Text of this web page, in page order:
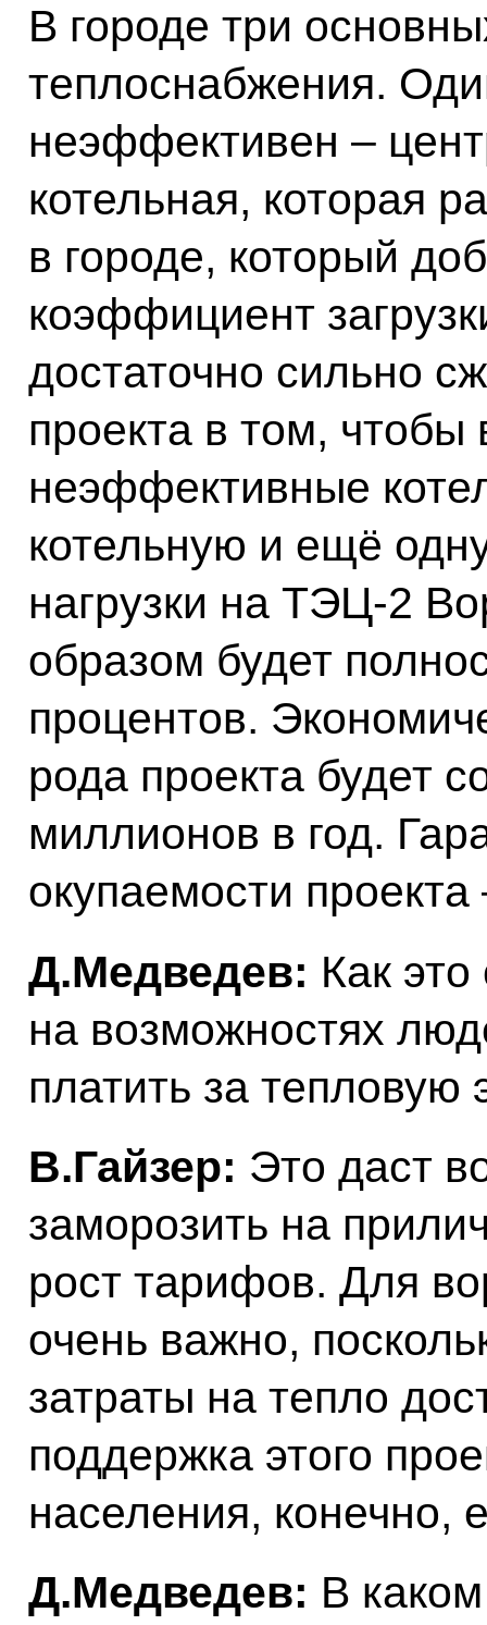
В городе три
теплоснабжения.
неэффективен –
котельная, которая
в городе, который
коэффициент
достаточно сильно
проекта в том, чтобы
неэффективные
котельную и ещё
нагрузки на ТЭЦ-2
образом будет
процентов.
рода проекта будет
миллионов в год.
окупаемости проекта
Д.Медведев: Как
на возможностях
платить за тепловую
В.Гайзер: Это даст
заморозить на
рост тарифов. Для
очень важно,
затраты на тепло
поддержка этого
населения, конечно,
Д.Медведев: В